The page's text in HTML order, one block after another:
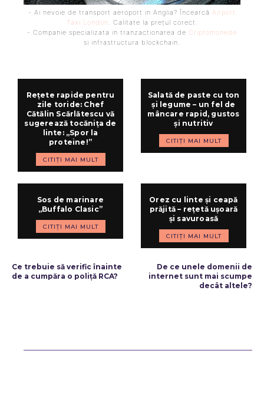
- Ai nevoie de transport aeroport in Anglia? Încearcă Airport
Taxi London. Calitate la prețul corect.
- Companie specializata in tranzactionarea de Criptomonede
si infrastructura blockchain.
Rețete rapide pentru
zile toride: Chef
Cătălin Scărlătescu vă
sugerează tocănița de
linte: „Spor la
proteine!”
CITIȚI MAI MULT
Salată de paste cu ton
și legume – un fel de
mâncare rapid, gustos
și nutritiv
CITIȚI MAI MULT
Sos de marinare
„Buffalo Clasic”
CITIȚI MAI MULT
Orez cu linte și ceapă
prăjită – rețetă ușoară
și savuroasă
CITIȚI MAI MULT
Ce trebuie să verific înainte
de a cumpăra o poliță RCA?
De ce unele domenii de
internet sunt mai scumpe
decât altele?